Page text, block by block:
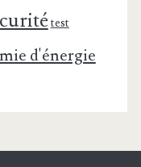
test
d'énergie